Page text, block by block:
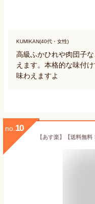
KUMIKAN(40代・女性)
高級ふかひれや肉団子
えます。本格的な味付
味わえますよ
no. 10